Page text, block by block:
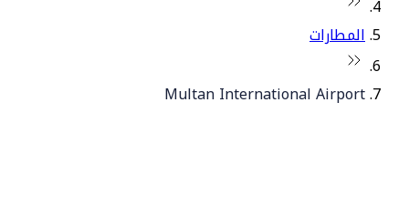
المطارات
Multan International Airport